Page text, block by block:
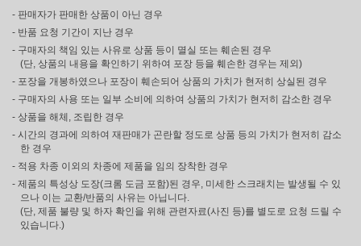
- 판매자가 판매한 상품이 아닌 경우
- 반품 요청 기간이 지난 경우
- 구매자의 책임 있는 사유로 상품 등이 멸실 또는 훼손된 경우
(단, 상품의 내용을 확인하기 위하여 포장 등을 훼손한 경우는 제외)
- 포장을 개봉하였으나 포장이 훼손되어 상품의 가치가 현저히 상실된 경우
- 구매자의 사용 또는 일부 소비에 의하여 상품의 가치가 현저히 감소한 경우
- 상품을 해체, 조립한 경우
- 시간의 경과에 의하여 재판매가 곤란할 정도로 상품 등의 가치가 현저히 감소
한 경우
- 적용 차종 이외의 차종에 제품을 임의 장착한 경우
- 제품의 특성상 도장(크롬 도금 포함)된 경우, 미세한 스크래치는 발생될 수 있
으나 이는 교환/반품의 사유는 아닙니다.
(단, 제품 불량 및 하자 확인을 위해 관련자료(사진 등)를 별도로 요청 드릴 수
있습니다.)